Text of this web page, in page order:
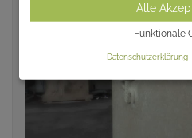
Alle
Funktionale
Datenschutzerklärung